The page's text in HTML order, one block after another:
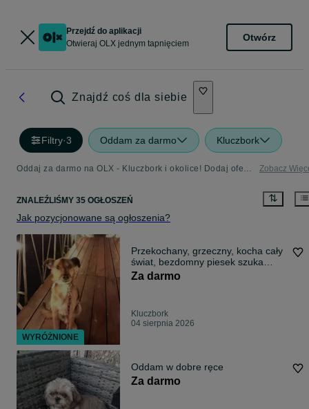
Przejdź do aplikacji
Otwieraj OLX jednym tapnięciem
Otwórz
Znajdź coś dla siebie
Filtry·3 Oddam za darmo Kluczbork
Oddaj za darmo na OLX - Kluczbork i okolice! Dodaj ofertę w kategorii Oddam za Darmo Zobacz
ZNALEŹLIŚMY 35 OGŁOSZEŃ
Jak pozycjonowane są ogłoszenia?
Przekochany, grzeczny, kocha cały
świat, bezdomny piesek szuka
domu
Za darmo
Kluczbork
04 sierpnia 2026
Oddam w dobre ręce
Za darmo
WYRÓŻNIONE